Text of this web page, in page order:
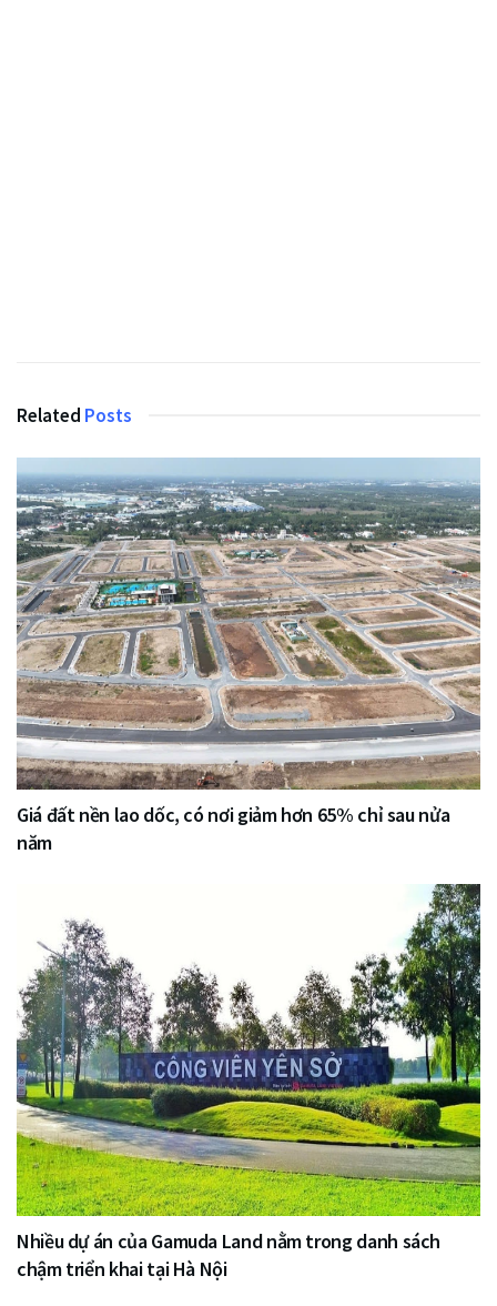
Related Posts
Giá đất nền lao dốc, có nơi giảm hơn 65% chỉ sau nửa
năm
Nhiều dự án của Gamuda Land nằm trong danh sách
chậm triển khai tại Hà Nội